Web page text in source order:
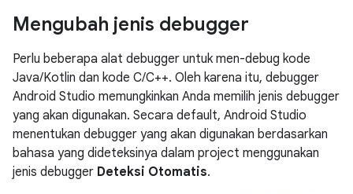
Mengubah jenis debugger
Perlu beberapa alat debugger untuk men-debug kode
Java/Kotlin dan kode C/C++. Oleh karena itu, debugger
Android Studio memungkinkan Anda memilih jenis debugger
yang akan digunakan. Secara default, Android Studio
menentukan debugger yang akan digunakan berdasarkan
bahasa yang dideteksinya dalam project menggunakan
jenis debugger Deteksi Otomatis.